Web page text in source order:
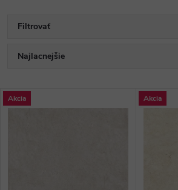
Filtrovať
R
a
d
Najlacnejšie
Najpredávanejšie
V
Akcia Akcia